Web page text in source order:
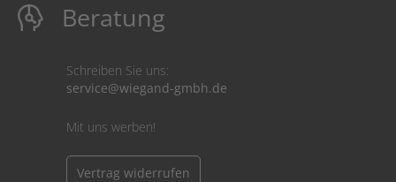
Beratung
Schreiben Sie uns:
service@wiegand-gmbh.de
Mit uns werben!
Vertrag widerrufen